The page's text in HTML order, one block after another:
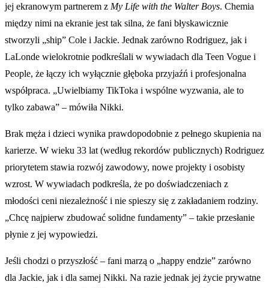
jej ekranowym partnerem z My Life with the Walter Boys. Chemia
między nimi na ekranie jest tak silna, że fani błyskawicznie
stworzyli „ship” Cole i Jackie. Jednak zarówno Rodriguez, jak i
LaLonde wielokrotnie podkreślali w wywiadach dla Teen Vogue i
People, że łączy ich wyłącznie głęboka przyjaźń i profesjonalna
współpraca. „Uwielbiamy TikToka i wspólne wyzwania, ale to
tylko zabawa” – mówiła Nikki.
Brak męża i dzieci wynika prawdopodobnie z pełnego skupienia na
karierze. W wieku 33 lat (według rekordów publicznych) Rodriguez
priorytetem stawia rozwój zawodowy, nowe projekty i osobisty
wzrost. W wywiadach podkreśla, że po doświadczeniach z
młodości ceni niezależność i nie spieszy się z zakładaniem rodziny.
„Chcę najpierw zbudować solidne fundamenty” – takie przesłanie
płynie z jej wypowiedzi.
Jeśli chodzi o przyszłość – fani marzą o „happy endzie” zarówno
dla Jackie, jak i dla samej Nikki. Na razie jednak jej życie prywatne